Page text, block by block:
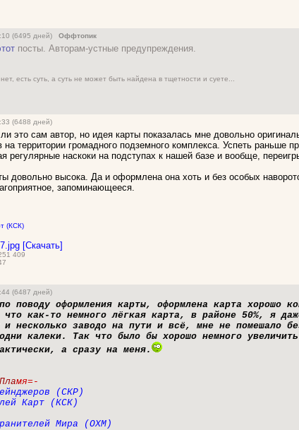
(6495 дней) Оффтопик
посты. Авторам-устные предупреждения.
есть суть, а суть не может быть найдена в тщетности и суете...
(6488 дней)
это сам автор, но идея карты показалась мне довольно
на территории громадного подземного комплекса. Успеть раньше
регулярные наскоки на подступах к нашей базе и вообще,
довольно высока. Да и оформлена она хоть и без особых
запоминающееся.
(КСК)
[Скачать]
409
(6487 дней)
поводу оформления карты, оформлена карта хорошо
что как-то немного лёгкая карта, в районе 50%, я
и несколько заводо на пути и всё, мне не помешало
калеки. Так что было бы хорошо немного
а сразу на меня.
Пламя=-
(СКР)
Карт (КСК)
Мира (ОХМ)